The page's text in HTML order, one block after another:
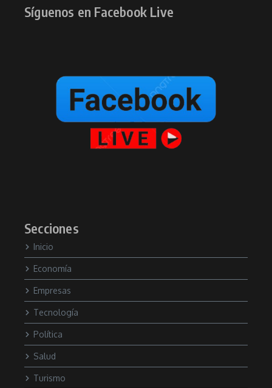
Síguenos en Facebook Live
Secciones
Inicio
Economía
Empresas
Tecnología
Política
Salud
Turismo